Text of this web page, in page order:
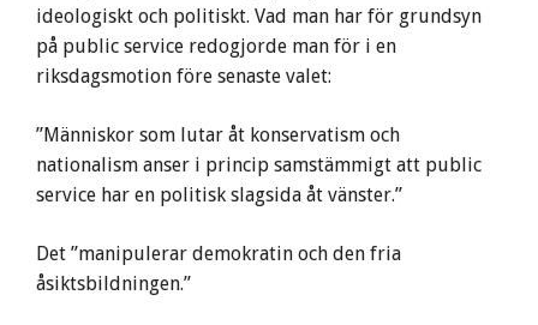
ideologiskt och politiskt. Vad man har för grundsyn
på public service redogjorde man för i en
riksdagsmotion före senaste valet:
”Människor som lutar åt konservatism och
nationalism anser i princip samstämmigt att public
service har en politisk slagsida åt vänster.”
Det ”manipulerar demokratin och den fria
åsiktsbildningen.”